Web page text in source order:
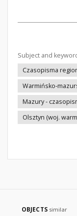
Subject and
Czasopisma
Warmińsko-
Mazury -
Olsztyn (woj.
OBJECTS similar